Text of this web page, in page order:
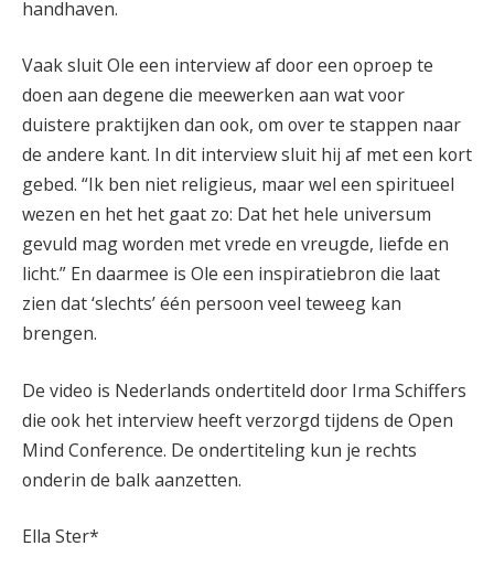
handhaven.
Vaak sluit Ole een interview af door een oproep te
doen aan degene die meewerken aan wat voor
duistere praktijken dan ook, om over te stappen naar
de andere kant. In dit interview sluit hij af met een kort
gebed. “Ik ben niet religieus, maar wel een spiritueel
wezen en het het gaat zo: Dat het hele universum
gevuld mag worden met vrede en vreugde, liefde en
licht.” En daarmee is Ole een inspiratiebron die laat
zien dat ‘slechts’ één persoon veel teweeg kan
brengen.
De video is Nederlands ondertiteld door Irma Schiffers
die ook het interview heeft verzorgd tijdens de Open
Mind Conference. De ondertiteling kun je rechts
onderin de balk aanzetten.
Ella Ster*